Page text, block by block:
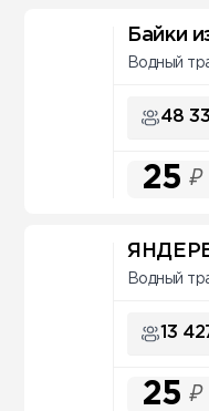
Байки
Водный
48
25 ₽
Водный
13
25 ₽